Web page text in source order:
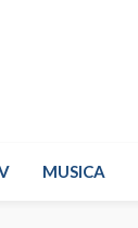
MUSICA